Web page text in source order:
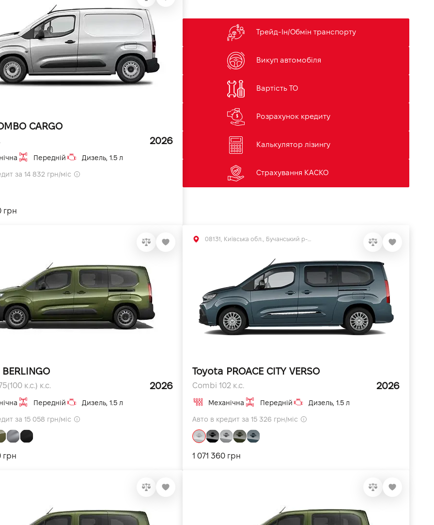
CARGO
2026
Передній Дизель, 1.5 л
за 14 832 грн/міс
грн
Трейд-Ін/Обмін транспорту
Викуп автомобіля
Вартість ТО
Розрахунок кредиту
Калькулятор лізингу
Страхування КАСКО
к.с.) к.с. 2026
Передній Дизель, 1.5 л
за 15 058 грн/міс
грн
Toyota PROACE CITY VERSO
Combi 102 к.с. 2026
Механічна Передній Дизель, 1.5 л
Авто в кредит за 15 326 грн/міс
1 071 360 грн
08131, Київська обл., Бучанський р-н, с.Софіївська Борщагівка, вул. Велика Кільцева, 56